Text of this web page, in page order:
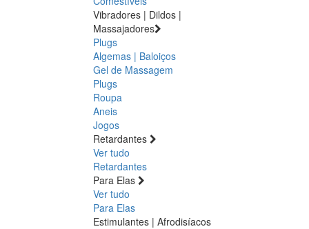
Vibradores | Dildos |
Massajadores
Plugs
Algemas | Baloiços
Gel de Massagem
Plugs
Roupa
Aneis
Jogos
Retardantes
Ver tudo
Retardantes
Para Elas
Ver tudo
Para Elas
Estimulantes | Afrodisíacos